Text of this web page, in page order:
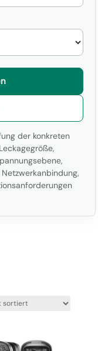
der konkreten